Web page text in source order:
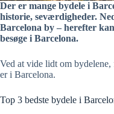
Der er mange bydele i
historie, seværdigheder.
Barcelona by – herefter
besøge i Barcelona.
Ved at vide lidt om
er i Barcelona.
Top 3 bedste bydele i